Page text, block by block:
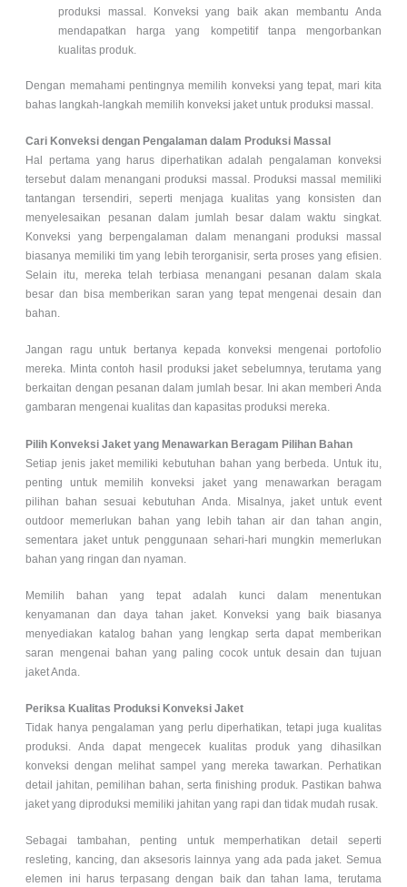
produksi massal. Konveksi yang baik akan membantu Anda
mendapatkan harga yang kompetitif tanpa mengorbankan
kualitas produk.
Dengan memahami pentingnya memilih konveksi yang tepat, mari kita
bahas langkah-langkah memilih konveksi jaket untuk produksi massal.
Cari Konveksi dengan Pengalaman dalam Produksi Massal
Hal pertama yang harus diperhatikan adalah pengalaman konveksi
tersebut dalam menangani produksi massal. Produksi massal memiliki
tantangan tersendiri, seperti menjaga kualitas yang konsisten dan
menyelesaikan pesanan dalam jumlah besar dalam waktu singkat.
Konveksi yang berpengalaman dalam menangani produksi massal
biasanya memiliki tim yang lebih terorganisir, serta proses yang efisien.
Selain itu, mereka telah terbiasa menangani pesanan dalam skala
besar dan bisa memberikan saran yang tepat mengenai desain dan
bahan.
Jangan ragu untuk bertanya kepada konveksi mengenai portofolio
mereka. Minta contoh hasil produksi jaket sebelumnya, terutama yang
berkaitan dengan pesanan dalam jumlah besar. Ini akan memberi Anda
gambaran mengenai kualitas dan kapasitas produksi mereka.
Pilih Konveksi Jaket yang Menawarkan Beragam Pilihan Bahan
Setiap jenis jaket memiliki kebutuhan bahan yang berbeda. Untuk itu,
penting untuk memilih konveksi jaket yang menawarkan beragam
pilihan bahan sesuai kebutuhan Anda. Misalnya, jaket untuk event
outdoor memerlukan bahan yang lebih tahan air dan tahan angin,
sementara jaket untuk penggunaan sehari-hari mungkin memerlukan
bahan yang ringan dan nyaman.
Memilih bahan yang tepat adalah kunci dalam menentukan
kenyamanan dan daya tahan jaket. Konveksi yang baik biasanya
menyediakan katalog bahan yang lengkap serta dapat memberikan
saran mengenai bahan yang paling cocok untuk desain dan tujuan
jaket Anda.
Periksa Kualitas Produksi Konveksi Jaket
Tidak hanya pengalaman yang perlu diperhatikan, tetapi juga kualitas
produksi. Anda dapat mengecek kualitas produk yang dihasilkan
konveksi dengan melihat sampel yang mereka tawarkan. Perhatikan
detail jahitan, pemilihan bahan, serta finishing produk. Pastikan bahwa
jaket yang diproduksi memiliki jahitan yang rapi dan tidak mudah rusak.
Sebagai tambahan, penting untuk memperhatikan detail seperti
resleting, kancing, dan aksesoris lainnya yang ada pada jaket. Semua
elemen ini harus terpasang dengan baik dan tahan lama, terutama